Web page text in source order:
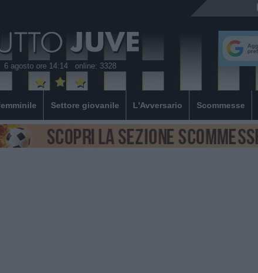
6 agosto ore 14:14 online: 3328
Settore giovanile L'Avversario Scommesse